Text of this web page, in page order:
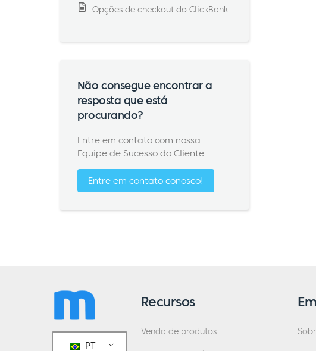
Opções de checkout do ClickBank
Não consegue encontrar a
resposta que está
procurando?
Entre em contato com nossa
Equipe de Sucesso do Cliente
Entre em contato conosco!
PT
Recursos
Venda de produtos